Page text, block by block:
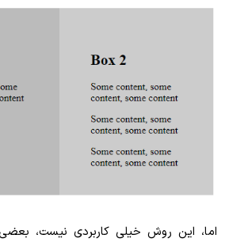
اما، این روش خیلی کاربردی نیست،